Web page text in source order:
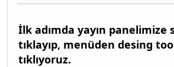
İlk adımda yayın panelimize
tıklayıp, menüden desing
tıklıyoruz.